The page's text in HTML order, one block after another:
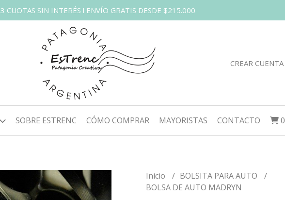
3 CUOTAS SIN INTERÉS l ENVÍO GRATIS DESDE $215.000
CREAR CUENTA
SOBRE ESTRENC CÓMO COMPRAR MAYORISTAS CONTACTO 0
Inicio
BOLSITA PARA AUTO
BOLSA DE AUTO MADRYN